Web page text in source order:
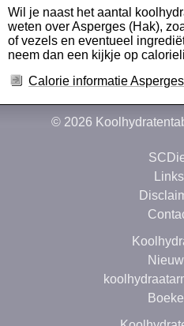
Wil je naast het aantal
weten over Asperges (Hak),
of vezels en eventueel
neem dan een kijkje op
Calorie informatie
© 2026
Links